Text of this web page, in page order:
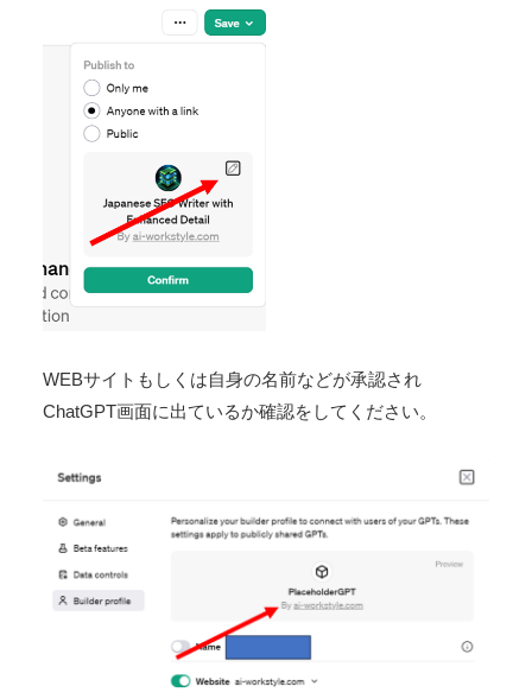
WEBサイトもしくは自身の名前などが承認され
ChatGPT画面に出ているか確認をしてください。